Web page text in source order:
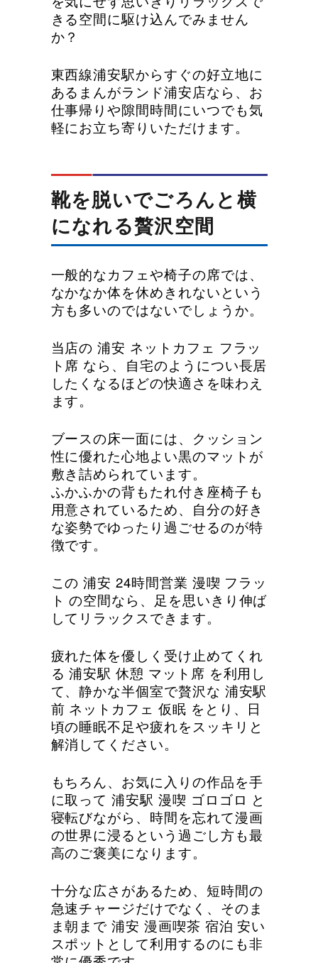
きる空間に駆け込んでみません
か？
東西線浦安駅からすぐの好立地に
あるまんがランド浦安店なら、お
仕事帰りや隙間時間にいつでも気
軽にお立ち寄りいただけます。
靴を脱いでごろんと横
になれる贅沢空間
一般的なカフェや椅子の席では、
なかなか体を休めきれないという
方も多いのではないでしょうか。
当店の 浦安 ネットカフェ フラッ
ト席 なら、自宅のようについ長居
したくなるほどの快適さを味わえ
ます。
ブースの床一面には、クッション
性に優れた心地よい黒のマットが
敷き詰められています。
ふかふかの背もたれ付き座椅子も
用意されているため、自分の好き
な姿勢でゆったり過ごせるのが特
徴です。
この 浦安 24時間営業 漫喫 フラッ
ト の空間なら、足を思いきり伸ば
してリラックスできます。
疲れた体を優しく受け止めてくれ
る 浦安駅 休憩 マット席 を利用し
て、静かな半個室で贅沢な 浦安駅
前 ネットカフェ 仮眠 をとり、日
頃の睡眠不足や疲れをスッキリと
解消してください。
もちろん、お気に入りの作品を手
に取って 浦安駅 漫喫 ゴロゴロ と
寝転びながら、時間を忘れて漫画
の世界に浸るという過ごし方も最
高のご褒美になります。
十分な広さがあるため、短時間の
急速チャージだけでなく、そのま
ま朝まで 浦安 漫画喫茶 宿泊 安い
スポットとして利用するのにも非